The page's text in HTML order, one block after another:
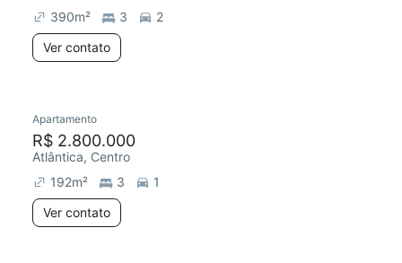
390m² 3
2
Ver contato
Apartamento
R$ 2.800.000
Atlântica, Centro
192m² 3
1
Ver contato